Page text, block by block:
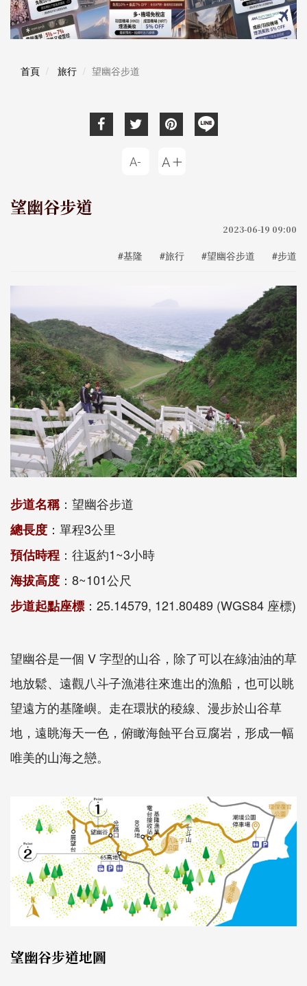
首頁 旅行 望幽谷步道
望幽谷步道
2023-06-19 09:00
#基隆 #旅行 #望幽谷步道 #步道
步道名稱：望幽谷步道
總長度 ：單程3公里
預估時程 ：往返約1~3小時
海拔高度 ：8~101公尺
步道起點座標 ：25.14579, 121.80489 (WGS84 座標)
望幽谷是一個 V 字型的山谷，除了可以在綠油油的草
地放鬆、遠觀八斗子漁港往來進出的漁船，也可以眺
望遠方的基隆嶼。走在環狀的稜線、漫步於山谷草
地，遠眺海天一色，俯瞰海蝕平台豆腐岩，形成一幅
唯美的山海之戀。
望幽谷步道地圖